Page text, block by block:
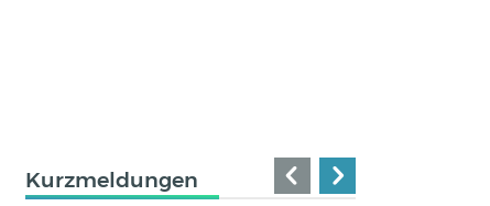
Kurzmeldungen